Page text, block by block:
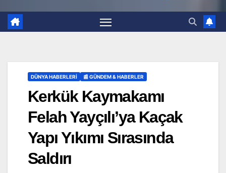
DÜNYA HABERLERI 📰 GÜNDEM & HABERLER
Kerkük Kaymakamı
Felah Yayçılı’ya Kaçak
Yapı Yıkımı Sırasında
Saldırı